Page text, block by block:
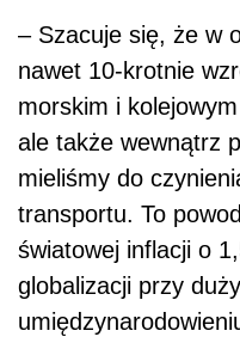
– Szacuje się, że w
nawet 10-krotnie
morskim i
ale także wewnątrz
mieliśmy do
transportu. To
światowej inflacji o
globalizacji przy